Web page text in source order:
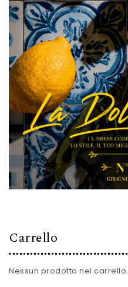
Carrello
Nessun prodotto nel carrello.